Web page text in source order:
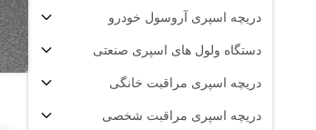
دریچه اسپری آروسول خودرو
دستگاه ولول های اسپری صنعتی
دریچه اسپری مراقبت خانگی
دریچه اسپری مراقبت شخصی